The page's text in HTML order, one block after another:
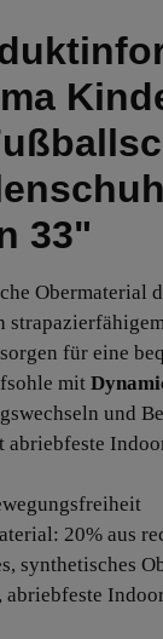
33"
Obermaterial
für eine
mit
und
abriebfeste
20% aus
synthetisches
abriebfeste